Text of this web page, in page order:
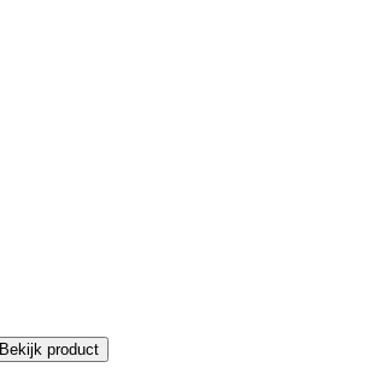
Bekijk product